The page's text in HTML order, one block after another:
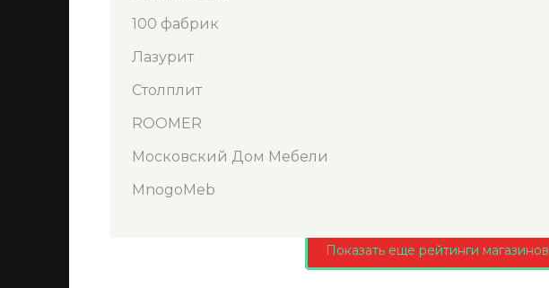
100 фабрик
Лазурит
Столплит
ROOMER
Московский Дом Мебели
MnogoMeb
Показать еще рейтинги магазинов